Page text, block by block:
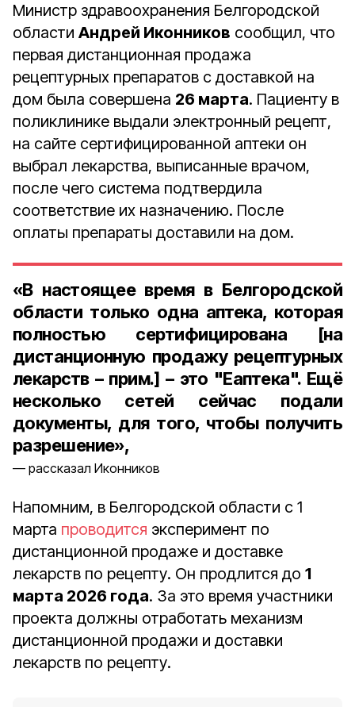
Министр здравоохранения Белгородской
области Андрей Иконников сообщил, что
первая дистанционная продажа
рецептурных препаратов с доставкой на
дом была совершена 26 марта. Пациенту в
поликлинике выдали электронный рецепт,
на сайте сертифицированной аптеки он
выбрал лекарства, выписанные врачом,
после чего система подтвердила
соответствие их назначению. После
оплаты препараты доставили на дом.
«В настоящее время в Белгородской
области только одна аптека, которая
полностью сертифицирована [на
дистанционную продажу рецептурных
лекарств – прим.] – это "Еаптека". Ещё
несколько сетей сейчас подали
документы, для того, чтобы получить
разрешение»,
рассказал Иконников
Напомним, в Белгородской области с 1
марта проводится эксперимент по
дистанционной продаже и доставке
лекарств по рецепту. Он продлится до 1
марта 2026 года. За это время участники
проекта должны отработать механизм
дистанционной продажи и доставки
лекарств по рецепту.